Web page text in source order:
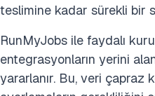
teslimine kadar sürekli bir
RunMyJobs ile faydalı
entegrasyonların yerini
yararlanır. Bu, veri çapraz